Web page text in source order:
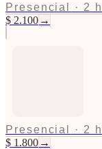
Presencial · 2 h
$ 2.100 →
Presencial · 2 h
$ 1.800 →